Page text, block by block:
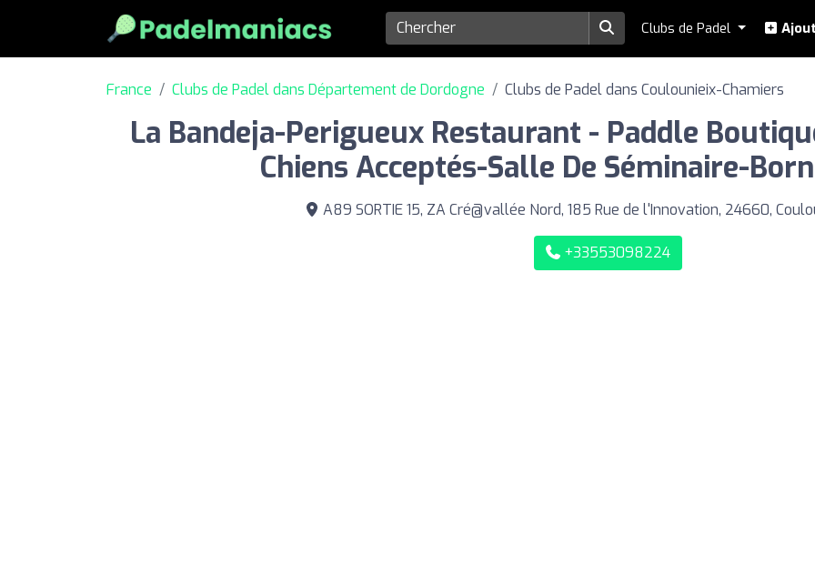
Clubs de Padel
France Clubs de Padel dans Département de Dordogne Clubs de Padel dans Coulounieix-Chamiers
La Bandeja-Perigueux Restaurant - Paddle
Chiens Acceptés-Salle De Séminaire-
A89 SORTIE 15, ZA Cré@vallée Nord, 185 Rue de l'Innovation, 24660,
+33553098224